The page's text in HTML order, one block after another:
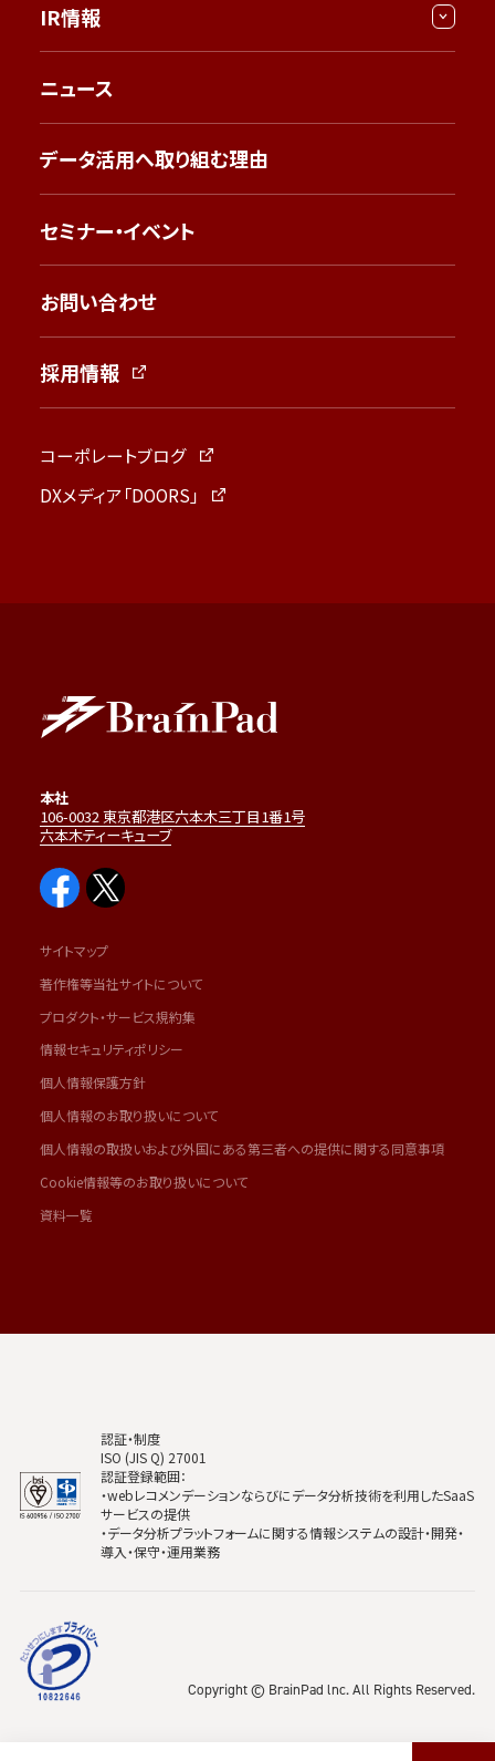
IR情報
ニュース
データ活用へ取り組む理由
セミナー・イベント
お問い合わせ
採用情報
コーポレートブログ
DXメディア「DOORS」
本社
106-0032 東京都港区六本木三丁目1番1号
六本木ティーキューブ
サイトマップ
著作権等当社サイトについて
プロダクト・サービス規約集
情報セキュリティポリシー
個人情報保護方針
個人情報のお取り扱いについて
個人情報の取扱いおよび外国にある第三者への提供に関する同意事項
Cookie情報等のお取り扱いについて
資料一覧
認証・制度
ISO (JIS Q) 27001
認証登録範囲：
・webレコメンデーションならびにデータ分析技術を利用したSaaS
サービスの提供
・データ分析プラットフォームに関する情報システムの設計・開発・
導入・保守・運用業務
Copyright © BrainPad lnc. All Rights Reserved.